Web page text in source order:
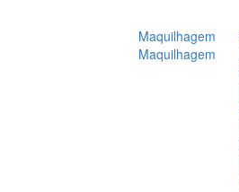
Maquilhagem
Maquilhagem